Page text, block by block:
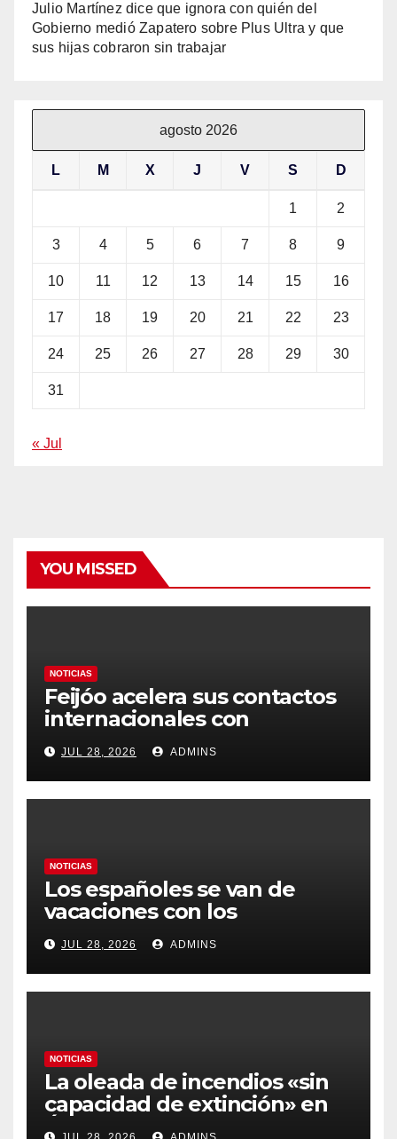
Julio Martínez dice que ignora con quién del
Gobierno medió Zapatero sobre Plus Ultra y que
sus hijas cobraron sin trabajar
agosto 2026
L M X J V S D
1 2
3 4 5 6 7 8 9
10 11 12 13 14 15 16
17 18 19 20 21 22 23
24 25 26 27 28 29 30
31
« Jul
YOU MISSED
NOTICIAS
Feijóo acelera sus contactos
internacionales con
Latinoamérica como socio
prioritario en su agenda de
gobierno
JUL 28, 2026 ADMINS
NOTICIAS
Los españoles se van de
vacaciones con los
carburantes hasta un 21%
más caros que el año pasado
y los hoteles disparados
JUL 28, 2026 ADMINS
NOTICIAS
La oleada de incendios «sin
capacidad de extinción» en
Ávila y al oeste de Madrid